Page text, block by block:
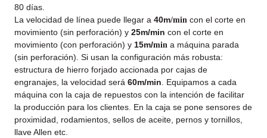
80 días.
La velocidad de línea puede llegar a40m/min con el corte en
movimiento (sin perforación) y25m/min con el corte en
movimiento (con perforación) y15m/min a máquina parada
(sin perforación). Si usan la configuración más robusta:
estructura de hierro forjado accionada por cajas de
engranajes, la velocidad será60m/min. Equipamos a cada
máquina con la caja de repuestos con la intención de facilitar
la producción para los clientes. En la caja se pone sensores de
proximidad, rodamientos, sellos de aceite, pernos y tornillos,
llave Allen etc.